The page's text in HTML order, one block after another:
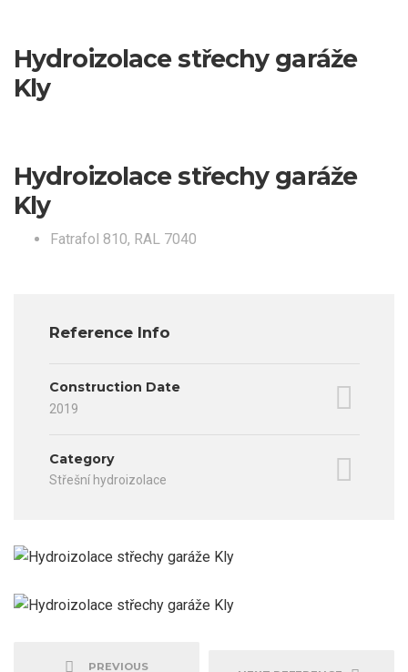
Hydroizolace střechy garáže
Kly
Hydroizolace střechy garáže
Kly
Fatrafol 810, RAL 7040
Reference Info
Construction Date
2019
Category
Střešní hydroizolace
PREVIOUS